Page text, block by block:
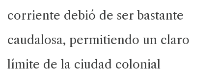
corriente debió de ser bastante
caudalosa, permitiendo un claro
límite de la ciudad colonial